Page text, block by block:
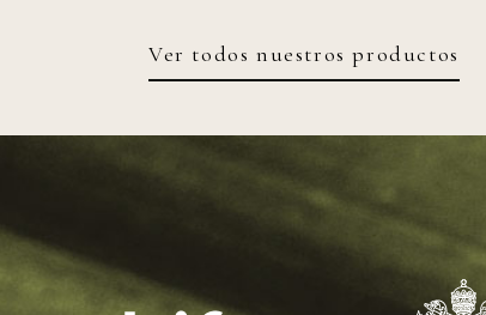
Ver todos nuestros productos